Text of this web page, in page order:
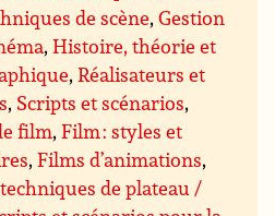
de scène,Gestion
,Histoire, théorie et
,Réalisateurs et
, Scripts et scénarios,
film,Film : styles et
,Films d’animations,
de plateau /